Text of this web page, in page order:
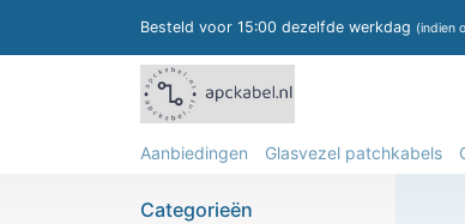
Besteld voor 15:00 dezelfde werkdag (indien
Aanbiedingen Glasvezel patchkabels
Categorieën